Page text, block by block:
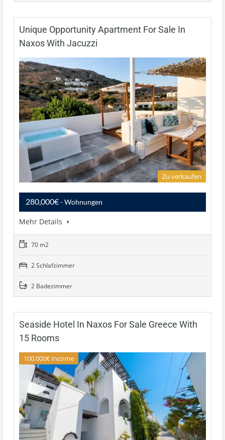
Unique Opportunity Apartment For Sale In
Naxos With Jacuzzi
Zu verkaufen
280,000€- Wohnungen
Mehr Details
70 m2
2 Schlafzimmer
2 Badezimmer
Seaside Hotel In Naxos For Sale Greece With
15 Rooms
100.000€ Income